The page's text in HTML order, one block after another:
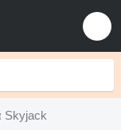
Skyjack